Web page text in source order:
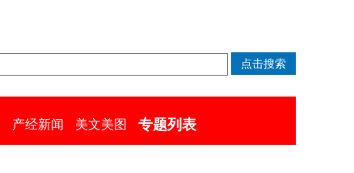
产经新闻 美文美图 专题列表